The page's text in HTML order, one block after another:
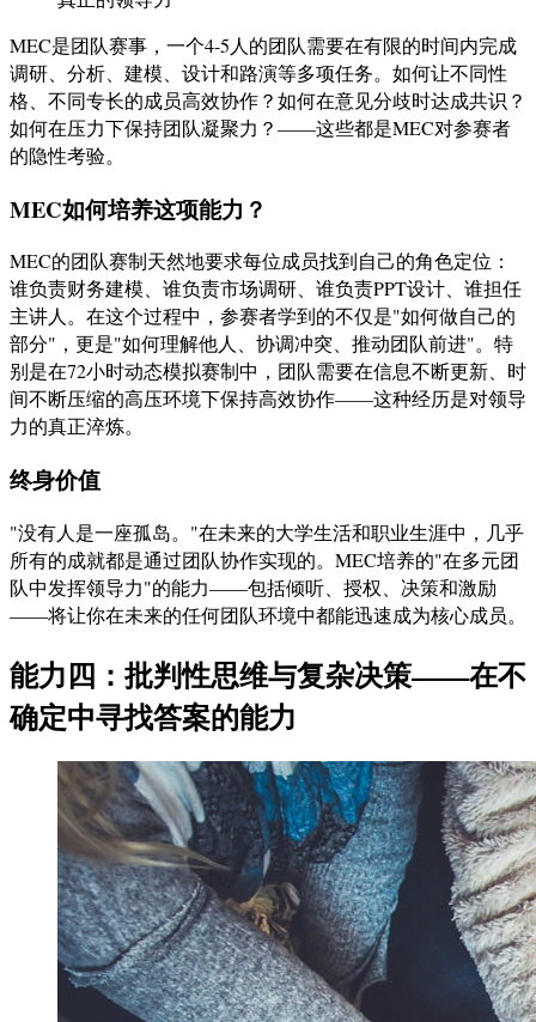
MEC是团队赛事，一个4-5人的团队需要在有限的时间内完成
调研、分析、建模、设计和路演等多项任务。如何让不同性
格、不同专长的成员高效协作？如何在意见分歧时达成共识？
如何在压力下保持团队凝聚力？——这些都是MEC对参赛者
的隐性考验。
MEC如何培养这项能力？
MEC的团队赛制天然地要求每位成员找到自己的角色定位：
谁负责财务建模、谁负责市场调研、谁负责PPT设计、谁担任
主讲人。在这个过程中，参赛者学到的不仅是"如何做自己的
部分"，更是"如何理解他人、协调冲突、推动团队前进"。特
别是在72小时动态模拟赛制中，团队需要在信息不断更新、时
间不断压缩的高压环境下保持高效协作——这种经历是对领导
力的真正淬炼。
终身价值
"没有人是一座孤岛。"在未来的大学生活和职业生涯中，几乎
所有的成就都是通过团队协作实现的。MEC培养的"在多元团
队中发挥领导力"的能力——包括倾听、授权、决策和激励
——将让你在未来的任何团队环境中都能迅速成为核心成员。
能力四：批判性思维与复杂决策——在不
确定中寻找答案的能力